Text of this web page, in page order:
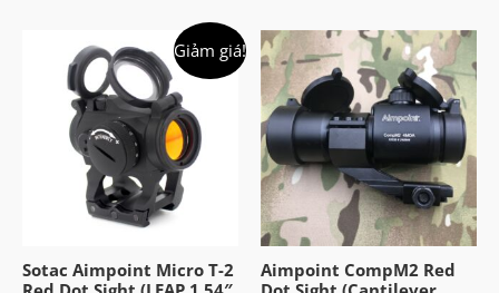
Giảm giá!
Sotac Aimpoint Micro T-2
Aimpoint CompM2 Red